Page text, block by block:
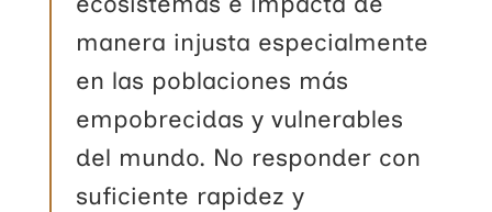
manera injusta especialmente
en las poblaciones más
empobrecidas y vulnerables
del mundo. No responder con
suficiente rapidez y